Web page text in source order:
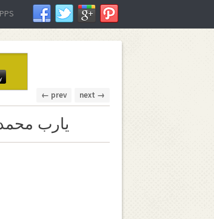
← prev next →
یارب